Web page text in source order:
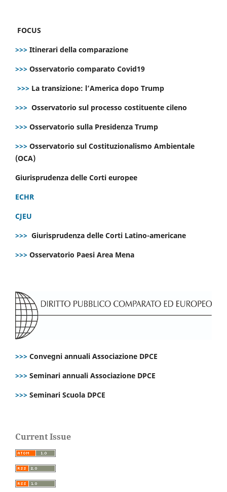
FOCUS
>>> Itinerari della comparazione
>>> Osservatorio comparato Covid19
>>> La transizione: l’America dopo Trump
>>> Osservatorio sul processo costituente cileno
>>> Osservatorio sulla Presidenza Trump
>>> Osservatorio sul Costituzionalismo Ambientale
(OCA)
Giurisprudenza delle Corti europee
ECHR
CJEU
>>> Giurisprudenza delle Corti Latino-americane
>>> Osservatorio Paesi Area Mena
>>> Convegni annuali Associazione DPCE
>>> Seminari annuali Associazione DPCE
>>> Seminari Scuola DPCE
Current Issue